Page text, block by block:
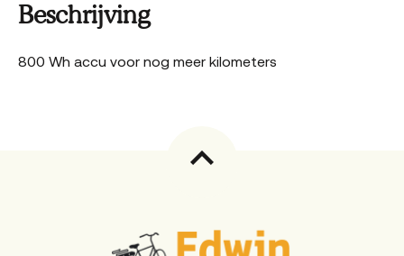
Beschrijving
800 Wh accu voor nog meer kilometers